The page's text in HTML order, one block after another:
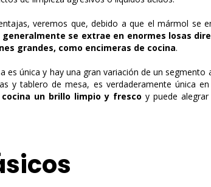
veremos que, debido a que el mármol se
generalmente se extrae en enormes losas
grandes, como encimeras de cocina.
es única y hay una gran variación de un segmento
y tablero de mesa, es verdaderamente única
un brillo limpio y fresco y puede